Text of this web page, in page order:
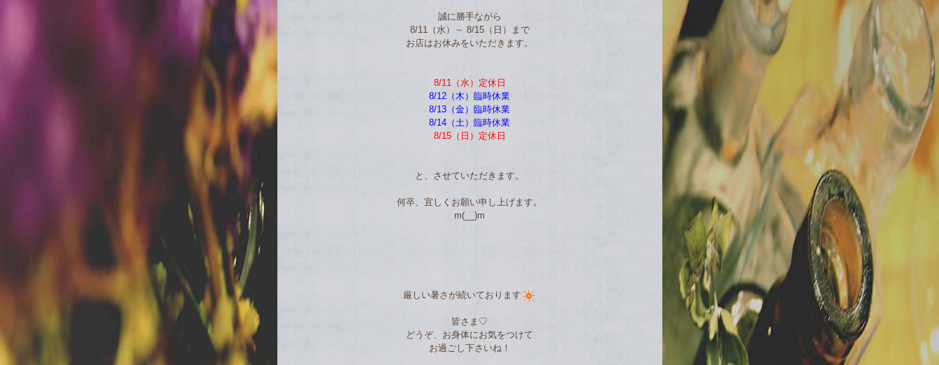
誠に勝手ながら
8/11（水）～ 8/15（日）まで
お店はお休みをいただきます。
8/11（水）定休日
8/12（木）臨時休業
8/13（金）臨時休業
8/14（土）臨時休業
8/15（日）定休日
と、させていただきます。
何卒、宜しくお願い申し上げます。
m(__)m
厳しい暑さが続いております
皆さま♡
どうぞ、お身体にお気をつけて
お過ごし下さいね！